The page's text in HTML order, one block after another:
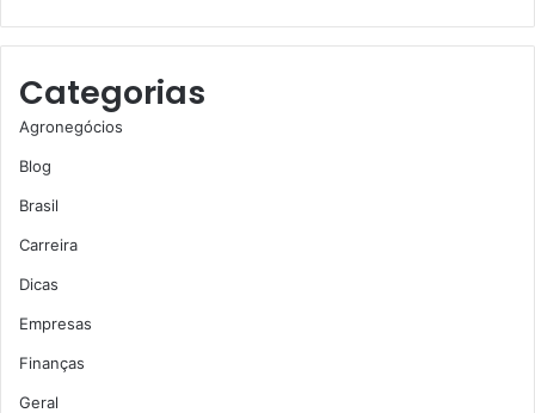
Categorias
Agronegócios
Blog
Brasil
Carreira
Dicas
Empresas
Finanças
Geral